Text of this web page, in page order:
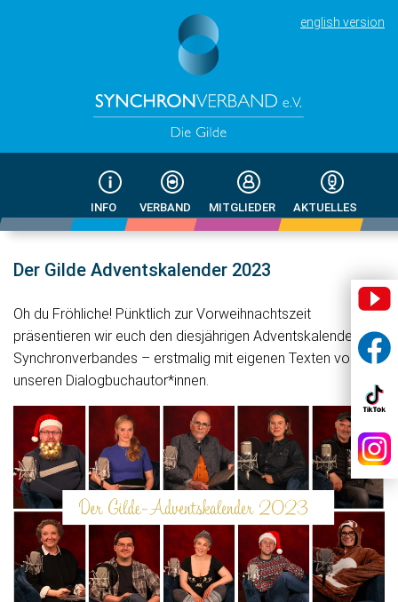
english version
INFO VERBAND MITGLIEDER AKTUELLES
Der Gilde Adventskalender 2023
Oh du Fröhliche! Pünktlich zur Vorweihnachtszeit
präsentieren wir euch den diesjährigen Adventskalender des
Synchronverbandes – erstmalig mit eigenen Texten von
unseren Dialogbuchautor*innen.